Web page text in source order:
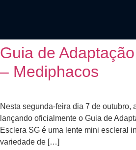
Guia de
– Mediphacos
Nesta segunda-feira dia 7 de outubro,
lançando oficialmente o Guia de
Esclera SG é uma lente mini escleral
variedade de […]